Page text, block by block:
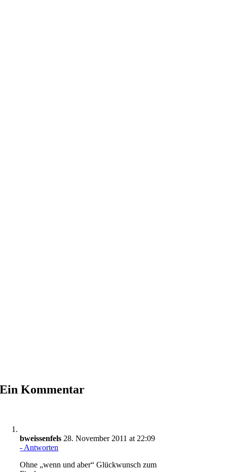
Ein Kommentar
bweissenfels 28. November 2011 at 22:09
- Antworten
Ohne „wenn und aber“ Glückwunsch zum